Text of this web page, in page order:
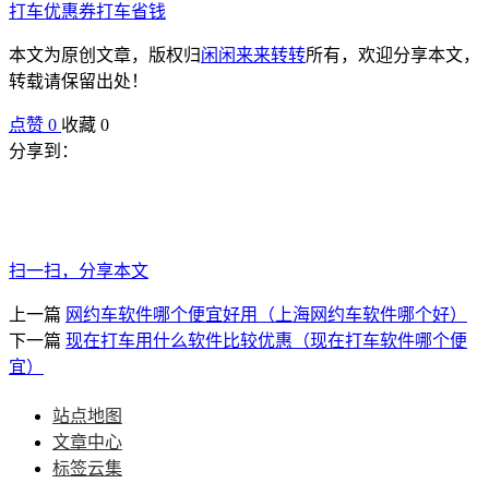
打车优惠券打车省钱
本文为原创文章，版权归闲闲来来转转所有，欢迎分享本文，
转载请保留出处！
点赞 0 收藏 0
分享到：
扫一扫，分享本文
上一篇 网约车软件哪个便宜好用（上海网约车软件哪个好）
下一篇 现在打车用什么软件比较优惠（现在打车软件哪个便
宜）
站点地图
文章中心
标签云集